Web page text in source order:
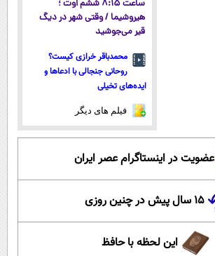
ساعت ۸:۱۵ ششم اوت ؛
هیروشیما / وقتی شهر در دیگ
قیر می‌جوشید
محمدباقر خرازی کیست؟
روحانی جنجالی با ادعاها و
ایده‌های تخیلی
فیلم های دیگر
عضویت در اینستاگرام عصر ایران
۱۵ سال پیش در چنین روزی
این لحظه با حافظ